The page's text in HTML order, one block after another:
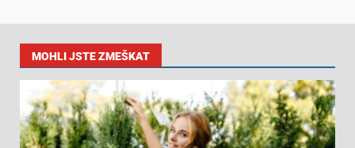
MOHLI JSTE ZMEŠKAT